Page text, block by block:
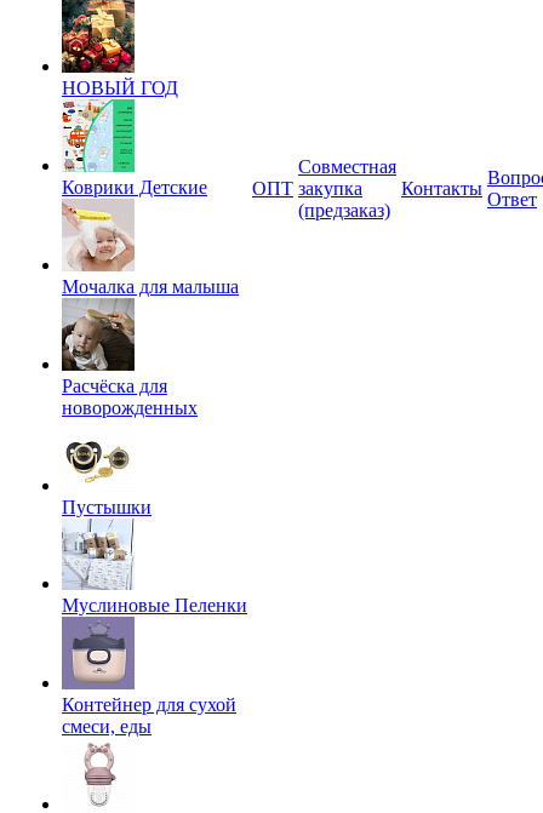
НОВЫЙ ГОД
Коврики Детские
Мочалка для малыша
Расчёска для
новорожденных
Пустышки
Муслиновые Пеленки
Контейнер для сухой
смеси, еды
ОПТ
Совместная
закупка
(предзаказ)
Контакты
Ответ